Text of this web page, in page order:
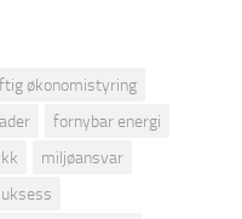
økonomistyring
fornybar energi
miljøansvar